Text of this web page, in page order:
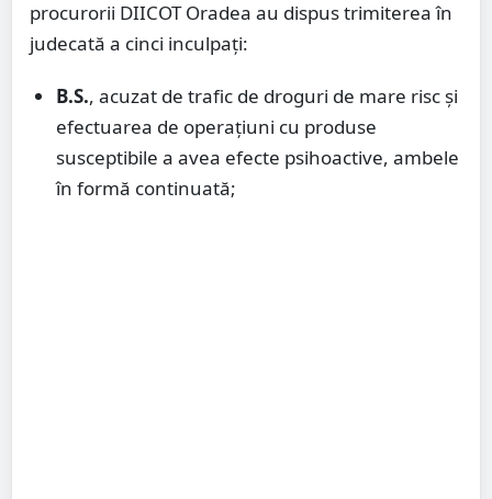
procurorii DIICOT Oradea au dispus trimiterea în
judecată a cinci inculpați:
B.S., acuzat de trafic de droguri de mare risc și
efectuarea de operațiuni cu produse
susceptibile a avea efecte psihoactive, ambele
în formă continuată;